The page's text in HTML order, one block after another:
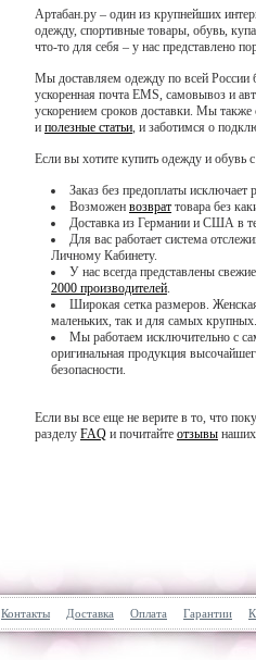
Артабан.ру – один из крупнейших
одежду, спортивные товары, обувь,
что-то для себя – у нас представлено
Мы доставляем одежду по всей России
ускоренная почта EMS, самовывоз и
ускорением сроков доставки. Мы
и полезные статьи, и заботимся о
Если вы хотите купить одежду и
Заказ без предоплаты
Возможен возврат товара без
Доставка из Германии и США в
Для вас работает система
Личному Кабинету.
У нас всегда представлены
2000 производителей.
Широкая сетка размеров.
маленьких, так и для самых крупных.
Мы работаем исключительно с
оригинальная продукция
безопасности.
Если вы все еще не верите в то, что
разделу FAQ и почитайте отзывы
Контакты Доставка Оплата Гарантии